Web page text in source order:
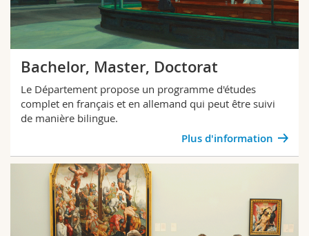
Bachelor, Master, Doctorat
Le Département propose un programme d'études
complet en français et en allemand qui peut être suivi
de manière bilingue.
Plus d'information